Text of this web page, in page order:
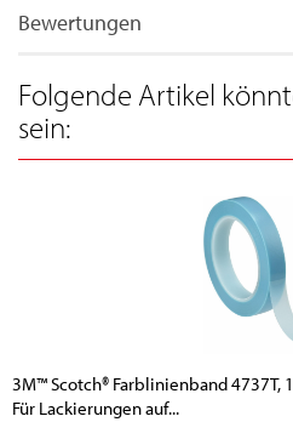
Bewertungen
Folgende Artikel
sein:
3M™ Scotch® Farblinienband 4737T,
Für Lackierungen auf...